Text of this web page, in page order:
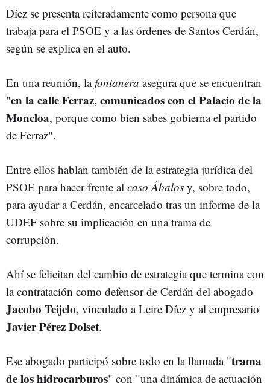
Díez se presenta reiteradamente como persona que
trabaja para el PSOE y a las órdenes de Santos Cerdán,
según se explica en el auto.
En una reunión, lafontanera asegura que se encuentran
"en la calle Ferraz, comunicados con el Palacio de la
Moncloa, porque como bien sabes gobierna el partido
de Ferraz".
Entre ellos hablan también de la estrategia jurídica del
PSOE para hacer frente al caso Ábalos y, sobre todo,
para ayudar a Cerdán, encarcelado tras un informe de la
UDEF sobre su implicación en una trama de
corrupción.
Ahí se felicitan del cambio de estrategia que termina con
la contratación como defensor de Cerdán del abogado
Jacobo Teijelo, vinculado a Leire Díez y al empresario
Javier Pérez Dolset.
Ese abogado participó sobre todo en la llamada "trama
de los hidrocarburos" con "una dinámica de actuación